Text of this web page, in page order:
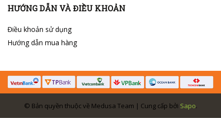
HƯỚNG DẪN VÀ ĐIỀU KHOẢN
Điều khoản sử dụng
Hướng dẫn mua hàng
© Bản quyền thuộc về Medusa Team | Cung cấp bởi Sapo.